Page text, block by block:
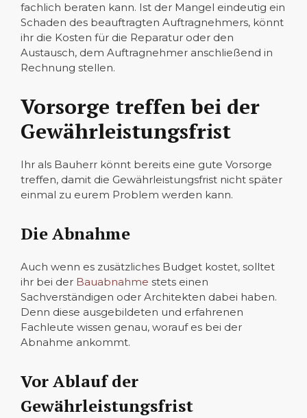
fachlich beraten kann. Ist der Mangel eindeutig ein
Schaden des beauftragten Auftragnehmers, könnt
ihr die Kosten für die Reparatur oder den
Austausch, dem Auftragnehmer anschließend in
Rechnung stellen.
Vorsorge treffen bei der
Gewährleistungsfrist
Ihr als Bauherr könnt bereits eine gute Vorsorge
treffen, damit die Gewährleistungsfrist nicht später
einmal zu eurem Problem werden kann.
Die Abnahme
Auch wenn es zusätzliches Budget kostet, solltet
ihr bei der Bauabnahme stets einen
Sachverständigen oder Architekten dabei haben.
Denn diese ausgebildeten und erfahrenen
Fachleute wissen genau, worauf es bei der
Abnahme ankommt.
Vor Ablauf der
Gewährleistungsfrist